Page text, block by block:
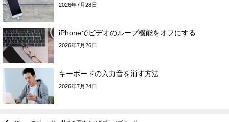
2026年7月28日
iPhoneでビデオのループ機能をオフにする
2026年7月26日
キーボードの入力音を消す方法
2026年7月24日